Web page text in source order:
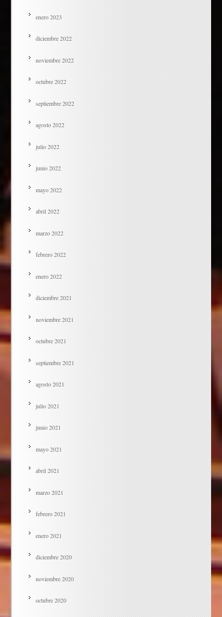
enero 2023
diciembre 2022
noviembre 2022
octubre 2022
septiembre 2022
agosto 2022
julio 2022
junio 2022
mayo 2022
abril 2022
marzo 2022
febrero 2022
enero 2022
diciembre 2021
noviembre 2021
octubre 2021
septiembre 2021
agosto 2021
julio 2021
junio 2021
mayo 2021
abril 2021
marzo 2021
febrero 2021
enero 2021
diciembre 2020
noviembre 2020
octubre 2020